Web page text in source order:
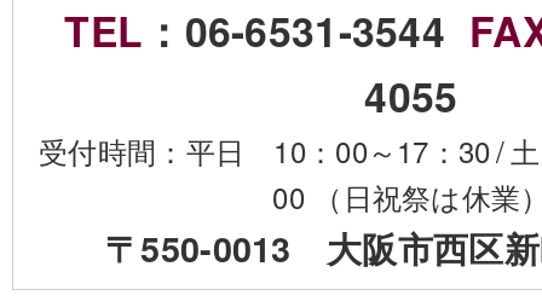
TEL ：06-6531-3544
4055
受付時間：平日 10：00～17：30/
00 （日祝祭は休業
〒550-0013 大阪市西区